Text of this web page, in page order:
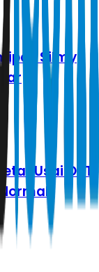
Silmy
Usai OTT